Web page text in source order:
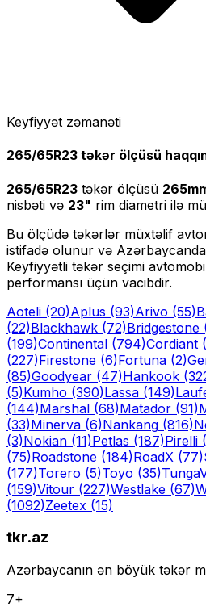
Keyfiyyət zəmanəti
265/65R23 təkər ölçüsü
265/65R23 təkər ölçüsü 265
nisbəti və 23" rim diametri ilə
Bu ölçüdə təkərlər müxtəlif
istifadə olunur və Azərbaycanda
Keyfiyyətli təkər seçimi
performansı üçün vacibdir.
Aoteli (20)Aplus (93)Arivo (55)
(22)Blackhawk (72)Bridgestone
(199)Continental (794)Cordiant
(227)Firestone (6)Fortuna (2)
(85)Goodyear (47)Hankook
(5)Kumho (390)Lassa (149)
(144)Marshal (68)Matador (91)
(33)Minerva (6)Nankang (816)
(3)Nokian (11)Petlas (187)Pirelli
(75)Roadstone (184)RoadX (77)
(177)Torero (5)Toyo (35)Tunga
(159)Vitour (227)Westlake (67)
(1092)Zeetex (15)
tkr.az
Azərbaycanın ən böyük təkər
7+